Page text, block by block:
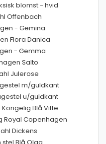
blomst - hvid
Offenbach
- Gemina
Flora Danica
- Gemma
Salto
Julerose
m/guldkant
u/guldkant
Blå Vifte
Royal Copenhagen
Dickens